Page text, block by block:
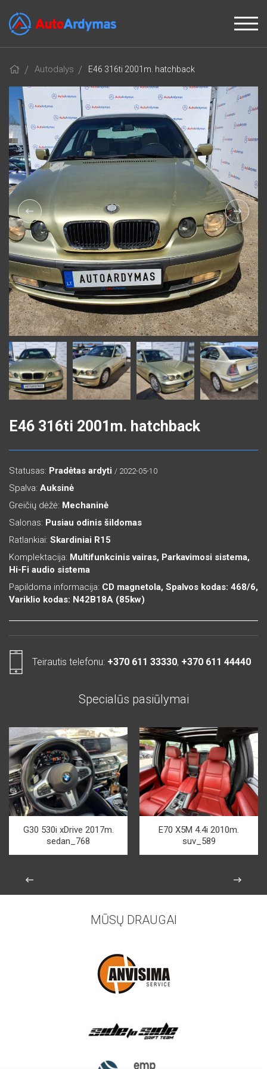
Autodalys E46 316ti 2001m. hatchback
E46 316ti 2001m. hatchback
Statusas: Pradėtas ardyti / 2022-05-10
Spalva: Auksinė
Greičių dėžė: Mechaninė
Salonas: Pusiau odinis šildomas
Ratlankiai: Skardiniai R15
Komplektacija: Multifunkcinis vairas, Parkavimosi sistema,
Hi-Fi audio sistema
Papildoma informacija: CD magnetola, Spalvos kodas: 468/6,
Variklio kodas: N42B18A (85kw)
Teirautis telefonu: +370 611 33330, +370 611 44440
Specialūs pasiūlymai
G30 530i xDrive 2017m.
sedan_768
E70 X5M 4.4i 2010m.
suv_589
MŪSŲ DRAUGAI